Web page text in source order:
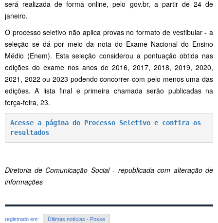
será realizada de forma online, pelo gov.br, a partir de 24 de
janeiro.
O processo seletivo não aplica provas no formato de vestibular - a
seleção se dá por meio da nota do Exame Nacional do Ensino
Médio (Enem). Esta seleção considerou a pontuação obtida nas
edições do exame nos anos de 2016, 2017, 2018, 2019, 2020,
2021, 2022 ou 2023 podendo concorrer com pelo menos uma das
edições. A lista final e primeira chamada serão publicadas na
terça-feira, 23.
Acesse a página do Processo Seletivo e confira os
resultados
Diretoria de Comunicação Social - republicada com alteração de
informações
registrado em: Últimas notícias - Posse